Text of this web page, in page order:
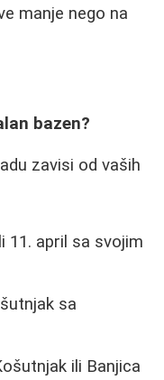
manje nego na
bazen?
zavisi od vaših
11. april sa svojim
sa
ili Banjica